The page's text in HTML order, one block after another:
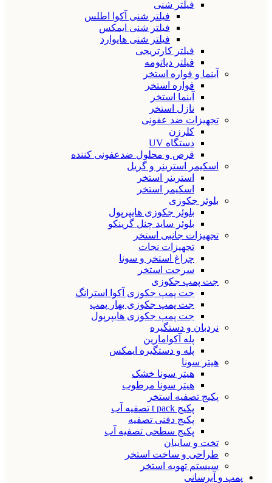
فیلتر شنی
فیلتر شنی آکوا اطلس
فیلتر شنی ایمکس
فیلتر شنی هایوارد
فیلتر کارتریجی
فیلتر دیاتومه
آبنما و فواره استخر
فواره استخر
آبنما استخر
نازل استخر
تجهیزات ضد عفونی
کلرزن
دستگاه UV
قرص و محلول ضدعفونی کننده
اسکیمر استرینر و گریل
استرینر استخر
اسکیمر استخر
بلوئر جکوزی
بلوئر جکوزی هایپرپول
بلوئر ساید چنل گرینکو
تجهیزات جانبی استخر
تجهیزات نجات
چراغ استخر و سونا
سرجت استخر
جت پمپ جکوزی
جت پمپ جکوزی آکوا استرانگ
جت پمپ جکوزی بهار پمپ
جت پمپ جکوزی هایپرپول
نردبان و دستگیره
پله آکوامارین
پله و دستگیره ایمکس
هیتر سونا
هیتر سونا خشک
هیتر سونا مرطوب
پکیج تصفیه استخر
پکیج t pack تصفیه آب
پکیج دفنی تصفیه
پکیج سطحی تصفیه آب
تخت و سایبان
طراحی و ساخت استخر
سیستم تهویه استخر
پمپ و آبرسانی